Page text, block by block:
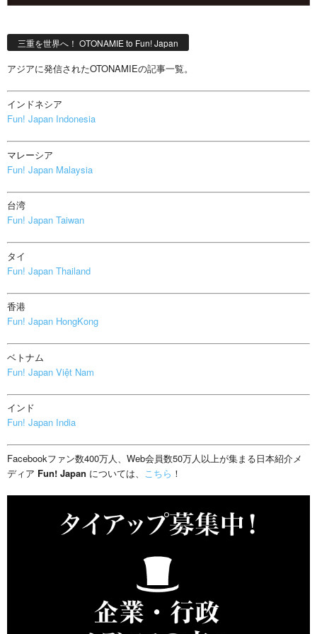
三重を世界へ！ OTONAMIE to Fun! Japan
アジアに発信されたOTONAMIEの記事一覧。
インドネシア
Fun! Japan Indonesia
マレーシア
Fun! Japan Malaysia
台湾
Fun! Japan Taiwan
タイ
Fun! Japan Thailand
香港
Fun! Japan HongKong
ベトナム
Fun! Japan Việt Nam
インド
Fun! Japan India
Facebookファン数400万人、Web会員数50万人以上が集まる日本紹介メ
ディア Fun! Japan については、 こちら ！